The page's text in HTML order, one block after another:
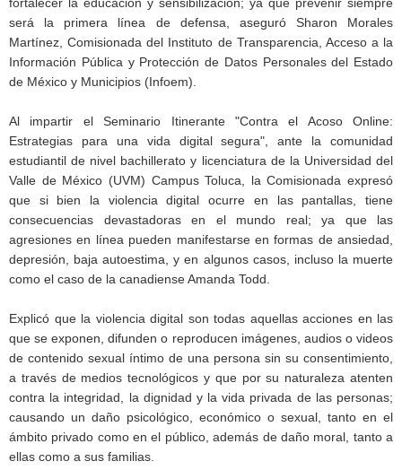
fortalecer la educación y sensibilización; ya que prevenir siempre
será la primera línea de defensa, aseguró Sharon Morales
Martínez, Comisionada del Instituto de Transparencia, Acceso a la
Información Pública y Protección de Datos Personales del Estado
de México y Municipios (Infoem).
Al impartir el Seminario Itinerante "Contra el Acoso Online:
Estrategias para una vida digital segura", ante la comunidad
estudiantil de nivel bachillerato y licenciatura de la Universidad del
Valle de México (UVM) Campus Toluca, la Comisionada expresó
que si bien la violencia digital ocurre en las pantallas, tiene
consecuencias devastadoras en el mundo real; ya que las
agresiones en línea pueden manifestarse en formas de ansiedad,
depresión, baja autoestima, y en algunos casos, incluso la muerte
como el caso de la canadiense Amanda Todd.
Explicó que la violencia digital son todas aquellas acciones en las
que se exponen, difunden o reproducen imágenes, audios o videos
de contenido sexual íntimo de una persona sin su consentimiento,
a través de medios tecnológicos y que por su naturaleza atenten
contra la integridad, la dignidad y la vida privada de las personas;
causando un daño psicológico, económico o sexual, tanto en el
ámbito privado como en el público, además de daño moral, tanto a
ellas como a sus familias.